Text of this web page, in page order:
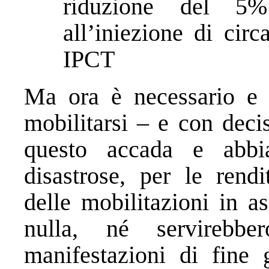
riduzione del
all’iniezione di
IPCT
Ma ora è necessario e
mobilitarsi – e con
questo accada e
disastrose, per le
delle mobilitazioni in
nulla, né
manifestazioni di